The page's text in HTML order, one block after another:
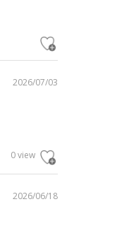
2026/07/03
0 view
2026/06/18